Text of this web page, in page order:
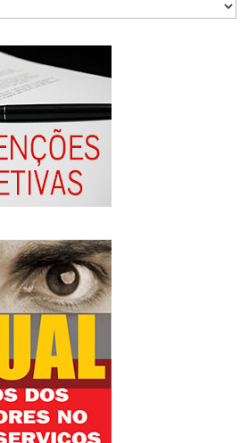
acaba com a escala 6×1 e reduz a jornada de
trabalho sem redução de salários. Em uma
pauta que atinge diretamente a vida de quase
15 milhões de trabalhadores e trabalhadoras, a
emissora optou por construir uma narrativa
desequilibrada, tendenciosa e alinhada aos
interesses patronais. Ao selecionar as falas
exibidas na reportagem, a Globo deu amplo
espaço a representantes do empresariado e do
chamado setor produtivo, enquanto silenciou,
classe trabalhadora, justamente a mais
impactada pela escala 6×1. Não houve
paridade. Não houve equilíbrio. Não houve
compromisso real com a informação. Não
houve responsabilidade social. A reportagem
ouviu e destacou argumentos de entidades
patronais que tentam transformar um direito
básico, o descanso, a convivência familiar, o
lazer, o estudo e a saúde, em ameaça à
economia. Reproduziu, sem o devido